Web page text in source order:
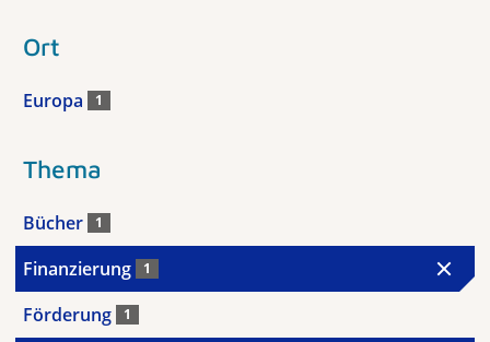
Ort
Europa 1
Thema
Bücher 1
Finanzierung 1
Förderung 1